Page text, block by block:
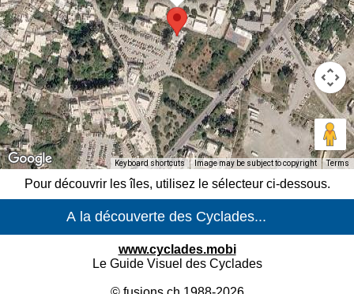
Keyboard shortcuts Image may be subject to copyright Terms
Pour découvrir les îles, utilisez le sélecteur ci-dessous.
www.cyclades.mobi
Le Guide Visuel des Cyclades